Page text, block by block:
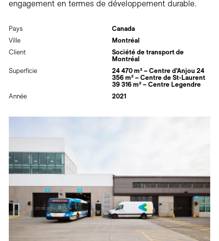
Pays
Canada
Ville
Montréal
Client
Société de transport de
Montréal
Superficie
24 470 m² – Centre d’Anjou 24
356 m² – Centre de St-Laurent
39 316 m² – Centre Legendre
Année
2021
engagement en termes de développement durable.